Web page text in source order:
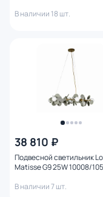
В наличии 18 шт.
38 810 ₽
Подвесной светильник
Matisse G9 25W 10008/
В наличии 7 шт.